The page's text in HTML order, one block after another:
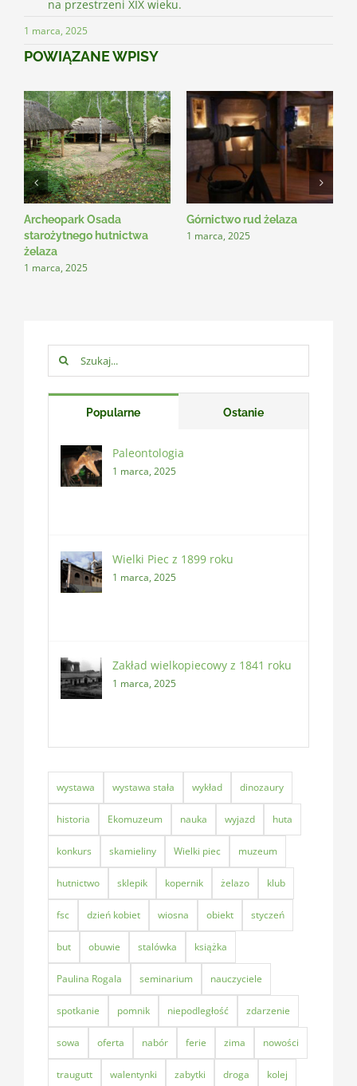
Szukaj:
Popularne Ostanie
Paleontologia
1 marca, 2025
Wielki Piec z 1899 roku
1 marca, 2025
Zakład wielkopiecowy z 1841 roku
1 marca, 2025
wystawa wystawa stała wykład dinozaury
historia Ekomuzeum nauka wyjazd huta
konkurs skamieliny Wielki piec muzeum
hutnictwo sklepik kopernik żelazo klub
fsc dzień kobiet wiosna obiekt styczeń
but obuwie stalówka książka
Paulina Rogala seminarium nauczyciele
spotkanie pomnik niepodległość zdarzenie
sowa oferta nabór ferie zima nowości
traugutt walentynki zabytki droga kolej
na przestrzeni XIX wieku.
1 marca, 2025
POWIĄZANE WPISY
Archeopark Osada
starożytnego hutnictwa
żelaza
1 marca, 2025
Górnictwo rud żelaza
1 marca, 2025